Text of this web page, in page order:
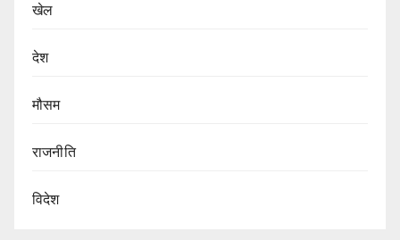
खेल
देश
मौसम
राजनीति
विदेश